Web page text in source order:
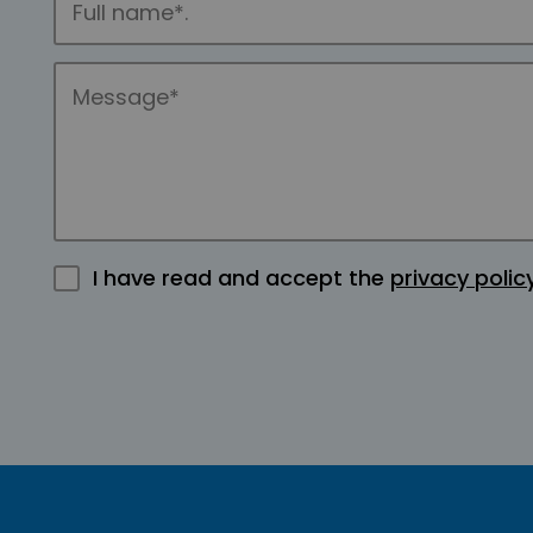
I have read and accept the privacy